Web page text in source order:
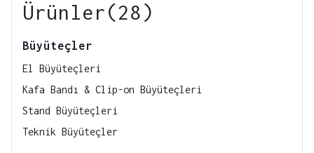
Ürünler(28)
Büyüteçler
El Büyüteçleri
Kafa Bandı & Clip-on Büyüteçleri
Stand Büyüteçleri
Teknik Büyüteçler